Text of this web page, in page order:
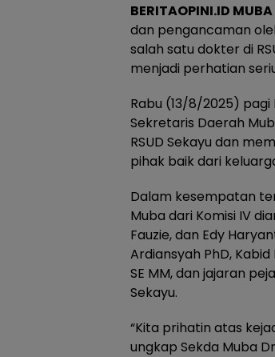
BERITAOPINI.ID MUBA
dan pengancaman
salah satu dokter di
menjadi perhatian
Rabu (13/8/2025) pagi
Sekretaris Daerah
RSUD Sekayu dan
pihak baik dari
Dalam kesempatan
Muba dari Komisi IV
Fauzie, dan Edy
Ardiansyah PhD,
SE MM, dan jajaran
Sekayu.
“Kita prihatin atas
ungkap Sekda Muba